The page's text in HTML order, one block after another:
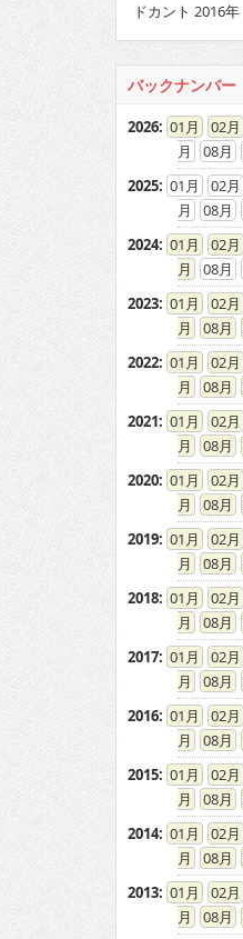
ドカント 2016年
バックナンバー
2026: 01 02
08
2025: 01 02
08
2024: 01 02
08
2023: 01 02
08
2022: 01 02
08
2021: 01 02
08
2020: 01 02
08
2019: 01 02
08
2018: 01 02
08
2017: 01 02
08
2016: 01 02
08
2015: 01 02
08
2014: 01 02
08
2013: 01 02
08